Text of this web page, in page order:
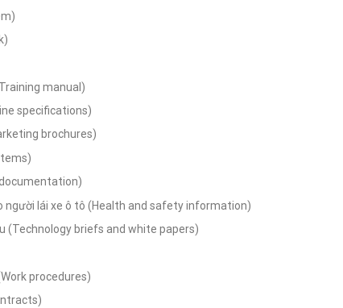
manual)
specifications)
brochures)
người lái xe ô tô (Health and safety information)
(Technology briefs and white papers)
procedures)